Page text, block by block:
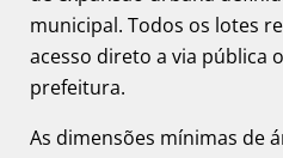
municipal. Todos os lotes
acesso direto a via pública
prefeitura.
As dimensões mínimas de